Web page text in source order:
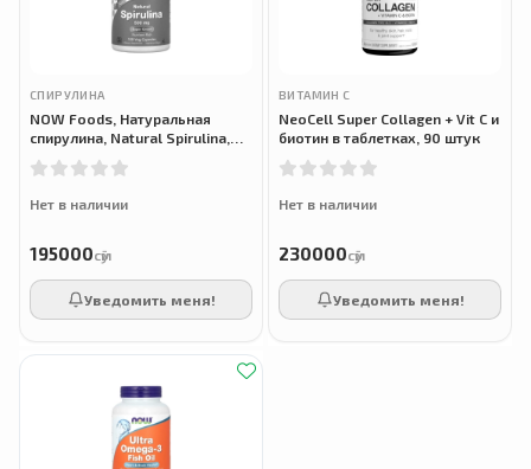
СПИРУЛИНА
NOW Foods, Натуральная
спирулина, Natural Spirulina,
500 мг, 120 растительных
капсул
Нет в наличии
195000сӯм
Уведомить меня!
ВИТАМИН С
NeoCell Super Collagen + Vit C и
биотин в таблетках, 90 штук
Нет в наличии
230000сӯм
Уведомить меня!